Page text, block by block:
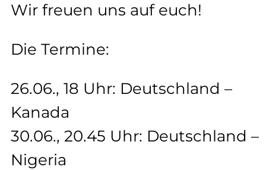
Wir freuen uns auf euch!
Die Termine:
26.06., 18 Uhr: Deutschland –
Kanada
30.06., 20.45 Uhr: Deutschland –
Nigeria